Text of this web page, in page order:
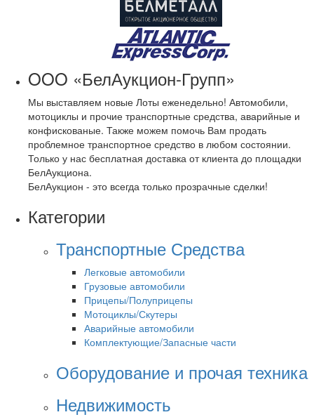
OOO «БелАукцион-Групп»
Мы выставляем новые Лоты еженедельно! Автомобили,
мотоциклы и прочие транспортные средства, аварийные и
конфискованые. Также можем помочь Вам продать
проблемное транспортное средство в любом состоянии.
Только у нас бесплатная доставка от клиента до площадки
БелАукциона.
БелАукцион - это всегда только прозрачные сделки!
Категории
Транспортные Средства
Легковые автомобили
Грузовые автомобили
Прицепы/Полуприцепы
Мотоциклы/Скутеры
Аварийные автомобили
Комплектующие/Запасные части
Оборудование и прочая техника
Недвижимость